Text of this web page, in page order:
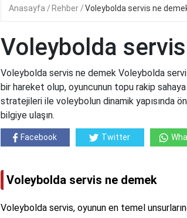
Anasayfa Rehber Voleybolda servis ne
Voleybolda
Voleybolda servis ne demek Voleybolda
bir hareket olup, oyuncunun topu rakip
stratejileri ile voleybolun dinamik yapısında
bilgiye ulaşın.
Facebook Twitter
Voleybolda servis ne demek
Voleybolda servis, oyunun en temel